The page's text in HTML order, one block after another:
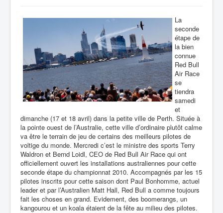
La
seconde
étape de
la bien
connue
Red Bull
Air Race
se
tiendra
samedi
et
dimanche (17 et 18 avril) dans la petite ville de Perth. Située à
la pointe ouest de l’Australie, cette ville d’ordinaire plutôt calme
va être le terrain de jeu de certains des meilleurs pilotes de
voltige du monde. Mercredi c’est le ministre des sports Terry
Waldron et Bernd Loidl, CEO de Red Bull Air Race qui ont
officiellement ouvert les installations australiennes pour cette
seconde étape du championnat 2010. Accompagnés par les 15
pilotes inscrits pour cette saison dont Paul Bonhomme, actuel
leader et par l’Australien Matt Hall, Red Bull a comme toujours
fait les choses en grand. Evidement, des boomerangs, un
kangourou et un koala étaient de la fête au milieu des pilotes.